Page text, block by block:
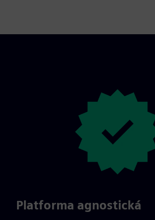
Platforma agnostická